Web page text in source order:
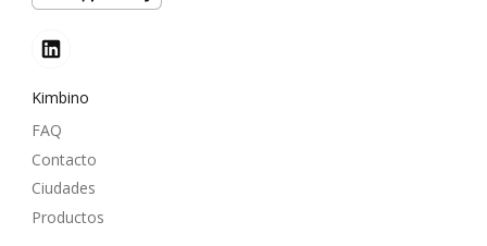
Kimbino
FAQ
Contacto
Ciudades
Productos